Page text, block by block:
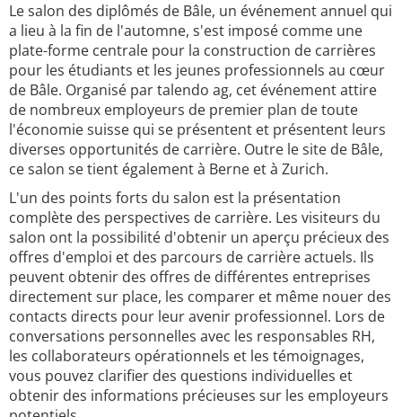
Le salon des diplômés de Bâle, un événement annuel qui
a lieu à la fin de l'automne, s'est imposé comme une
plate-forme centrale pour la construction de carrières
pour les étudiants et les jeunes professionnels au cœur
de Bâle. Organisé par talendo ag, cet événement attire
de nombreux employeurs de premier plan de toute
l'économie suisse qui se présentent et présentent leurs
diverses opportunités de carrière. Outre le site de Bâle,
ce salon se tient également à Berne et à Zurich.
L'un des points forts du salon est la présentation
complète des perspectives de carrière. Les visiteurs du
salon ont la possibilité d'obtenir un aperçu précieux des
offres d'emploi et des parcours de carrière actuels. Ils
peuvent obtenir des offres de différentes entreprises
directement sur place, les comparer et même nouer des
contacts directs pour leur avenir professionnel. Lors de
conversations personnelles avec les responsables RH,
les collaborateurs opérationnels et les témoignages,
vous pouvez clarifier des questions individuelles et
obtenir des informations précieuses sur les employeurs